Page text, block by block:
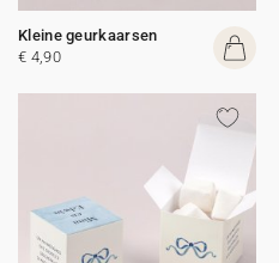
Kleine geurkaarsen
€ 4,90